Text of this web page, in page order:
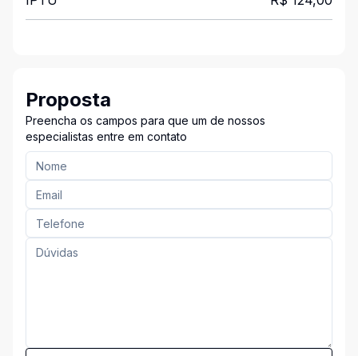
Proposta
Preencha os campos para que um de nossos
especialistas entre em contato